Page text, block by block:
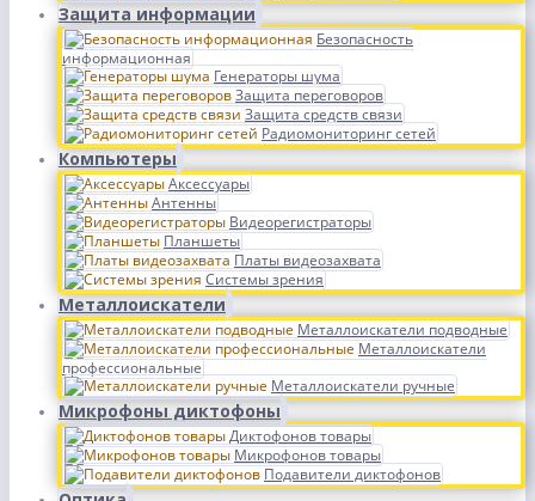
Защита информации
Безопасность
информационная
Генераторы шума
Защита переговоров
Защита средств связи
Радиомониторинг сетей
Компьютеры
Аксессуары
Антенны
Видеорегистраторы
Планшеты
Платы видеозахвата
Системы зрения
Металлоискатели
Металлоискатели подводные
Металлоискатели
профессиональные
Металлоискатели ручные
Микрофоны диктофоны
Диктофонов товары
Микрофонов товары
Подавители диктофонов